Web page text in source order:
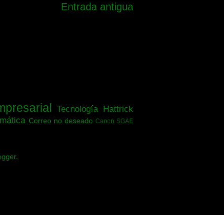
Entrada antigua
Tecnología Hattrick
Correo no deseado Canon SGAE
.